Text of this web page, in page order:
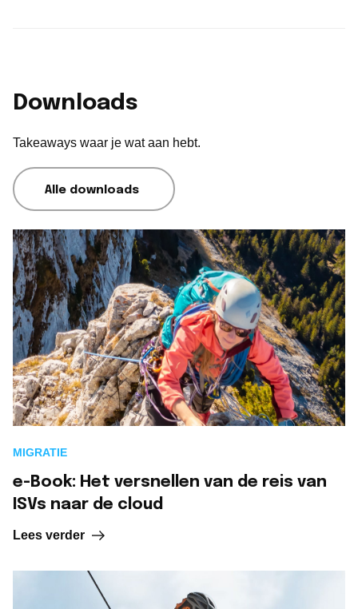
Downloads
Takeaways waar je wat aan hebt.
Alle downloads
MIGRATIE
e-Book: Het versnellen van de reis van
ISVs naar de cloud
Lees verder